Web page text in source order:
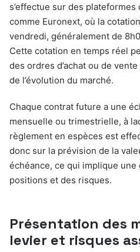
s’effectue sur des plateformes
comme Euronext, où la
vendredi, généralement de
Cette cotation en temps réel
des ordres d’achat ou de
de l’évolution du marché.
Chaque contrat future a une
mensuelle ou trimestrielle, à
règlement en espèces est
donc sur la prévision de la
échéance, ce qui implique une
positions et des risques.
Présentation des
levier et risques